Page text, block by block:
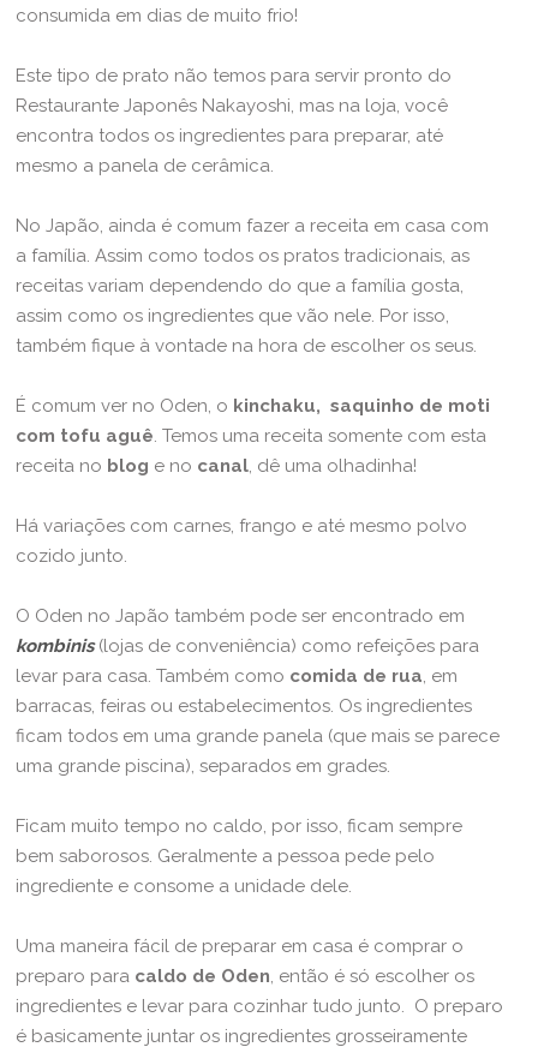
consumida em dias de muito frio!
Este tipo de prato não temos para servir pronto do
Restaurante Japonês Nakayoshi , mas na loja, você
encontra todos os ingredientes para preparar, até
mesmo a panela de cerâmica.
No Japão, ainda é comum fazer a receita em casa com
a família. Assim como todos os pratos tradicionais, as
receitas variam dependendo do que a família gosta,
assim como os ingredientes que vão nele. Por isso,
também fique à vontade na hora de escolher os seus.
É comum ver no Oden, o kinchaku, saquinho de moti
com tofu aguê . Temos uma receita somente com esta
receita no blog e no canal , dê uma olhadinha!
Há variações com carnes, frango e até mesmo polvo
cozido junto.
O Oden no Japão também pode ser encontrado em
kombinis (lojas de conveniência) como refeições para
levar para casa. Também como comida de rua , em
barracas, feiras ou estabelecimentos. Os ingredientes
ficam todos em uma grande panela (que mais se parece
uma grande piscina), separados em grades.
Ficam muito tempo no caldo, por isso, ficam sempre
bem saborosos. Geralmente a pessoa pede pelo
ingrediente e consome a unidade dele.
Uma maneira fácil de preparar em casa é comprar o
preparo para caldo de Oden , então é só escolher os
ingredientes e levar para cozinhar tudo junto. O preparo
é basicamente juntar os ingredientes grosseiramente